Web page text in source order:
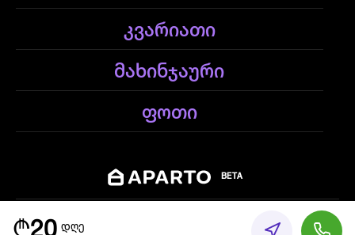
დღე
კვარიათი
მახინჯაური
ფოთი
BETA
© 2026 Aparto Apartments - ყველა უფლება დაცულია